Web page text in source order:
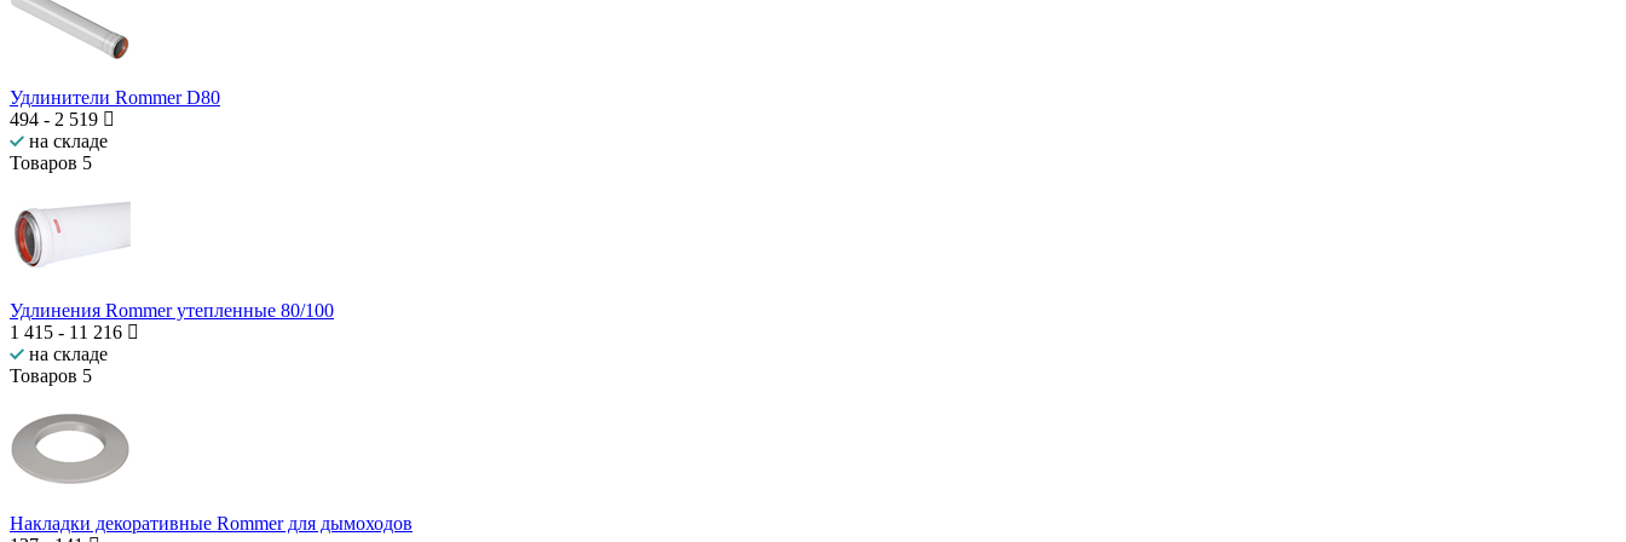
Удлинители Rommer D80
494 - 2 519
на складе
Товаров 5
Удлинения Rommer утепленные 80/100
1 415 - 11 216
на складе
Товаров 5
Накладки декоративные Rommer для дымоходов